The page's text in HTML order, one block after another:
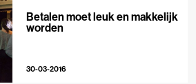
Betalen moet leuk en makkelijk
worden
30-03-2016